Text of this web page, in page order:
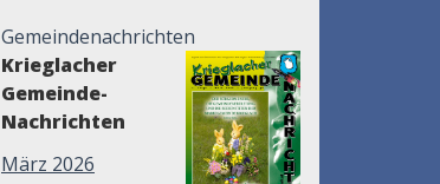
Gemeindenachrichten
Krieglacher
Gemeinde-
Nachrichten
März 2026